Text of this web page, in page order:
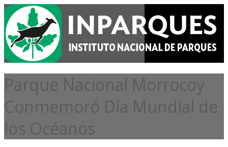
Parque Nacional Morrocoy
Conmemoró Día Mundial de
los Océanos